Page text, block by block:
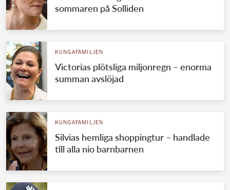
sommaren på Solliden
KUNGAFAMILJEN
Victorias plötsliga miljonregn – enorma
summan avslöjad
KUNGAFAMILJEN
Silvias hemliga shoppingtur – handlade
till alla nio barnbarnen